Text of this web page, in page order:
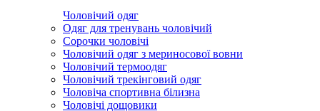
Чоловічий одяг
Одяг для тренувань чоловічий
Сорочки чоловічі
Чоловічий одяг з мериносової вовни
Чоловічий термоодяг
Чоловічий трекінговий одяг
Чоловіча спортивна білизна
Чоловічі дощовики